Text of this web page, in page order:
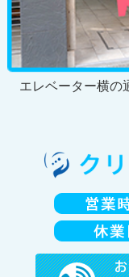
エレベーター横の